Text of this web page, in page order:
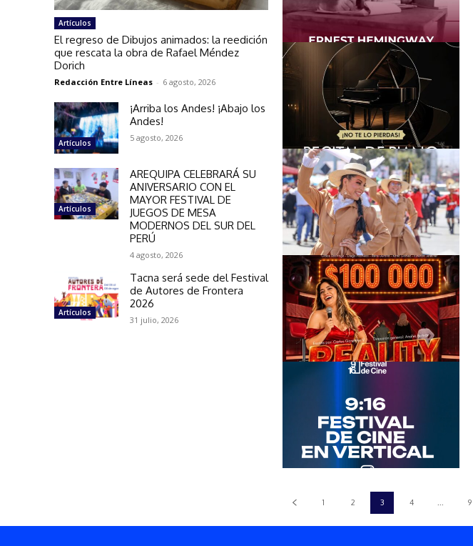
Artículos
El regreso de Dibujos animados: la reedición
que rescata la obra de Rafael Méndez
Dorich
Redacción Entre Líneas - 6 agosto, 2026
Artículos
¡Arriba los Andes! ¡Abajo los
Andes!
5 agosto, 2026
Artículos
AREQUIPA CELEBRARÁ SU
ANIVERSARIO CON EL
MAYOR FESTIVAL DE
JUEGOS DE MESA
MODERNOS DEL SUR DEL
PERÚ
4 agosto, 2026
Artículos
Tacna será sede del Festival
de Autores de Frontera
2026
31 julio, 2026
1 2 3 4 ... 9